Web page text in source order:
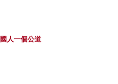
人一個公道